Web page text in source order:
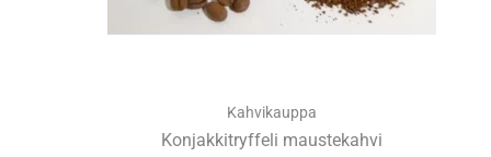
Kahvikauppa
Konjakkitryffeli maustekahvi